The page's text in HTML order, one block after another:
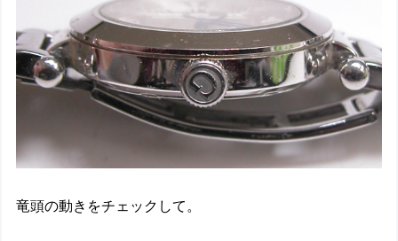
竜頭の動きをチェックして。